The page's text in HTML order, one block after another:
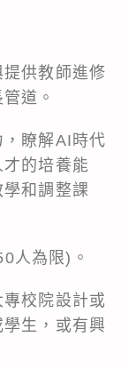
供教師進修
道。
，瞭解AI時代
的培養能
和調整課
人為限)。
校院設計或
生，或有興